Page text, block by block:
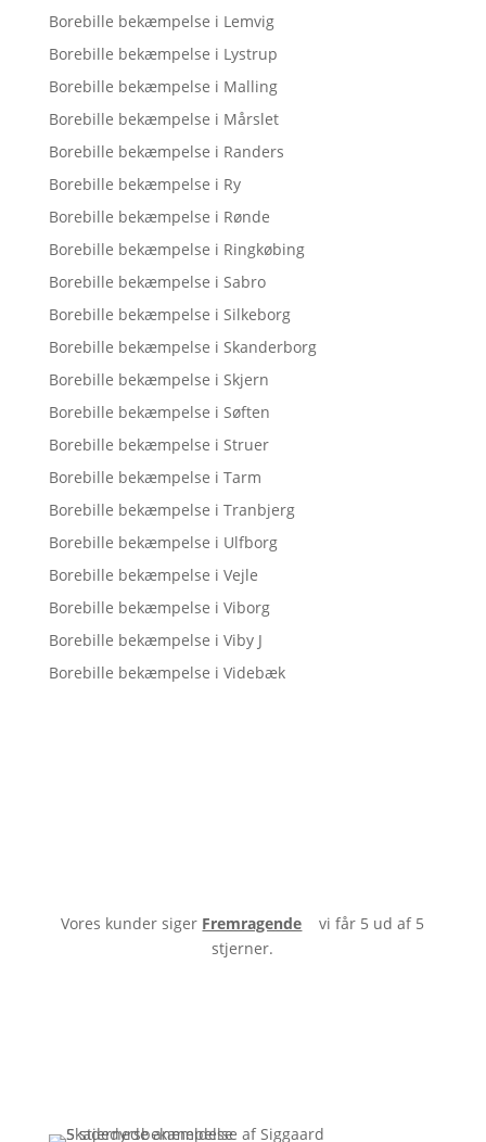
Borebille bekæmpelse i Lemvig
Borebille bekæmpelse i Lystrup
Borebille bekæmpelse i Malling
Borebille bekæmpelse i Mårslet
Borebille bekæmpelse i Randers
Borebille bekæmpelse i Ry
Borebille bekæmpelse i Rønde
Borebille bekæmpelse i Ringkøbing
Borebille bekæmpelse i Sabro
Borebille bekæmpelse i Silkeborg
Borebille bekæmpelse i Skanderborg
Borebille bekæmpelse i Skjern
Borebille bekæmpelse i Søften
Borebille bekæmpelse i Struer
Borebille bekæmpelse i Tarm
Borebille bekæmpelse i Tranbjerg
Borebille bekæmpelse i Ulfborg
Borebille bekæmpelse i Vejle
Borebille bekæmpelse i Viborg
Borebille bekæmpelse i Viby J
Borebille bekæmpelse i Videbæk
Vores kunder siger Fremragende
vi får 5 ud af 5
stjerner.